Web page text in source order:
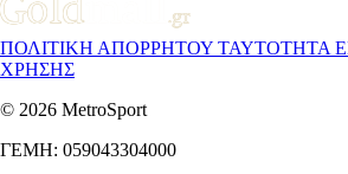
ΠΟΛΙΤΙΚΗ ΑΠΟΡΡΗΤΟΥ ΤΑΥΤΟΤΗΤΑ
ΧΡΗΣΗΣ
© 2026 MetroSport
ΓΕΜΗ: 059043304000